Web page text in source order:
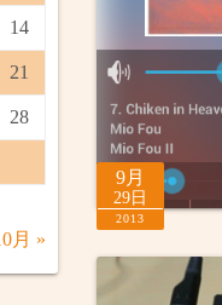
9月
29日
2013
14
21
28
月 »